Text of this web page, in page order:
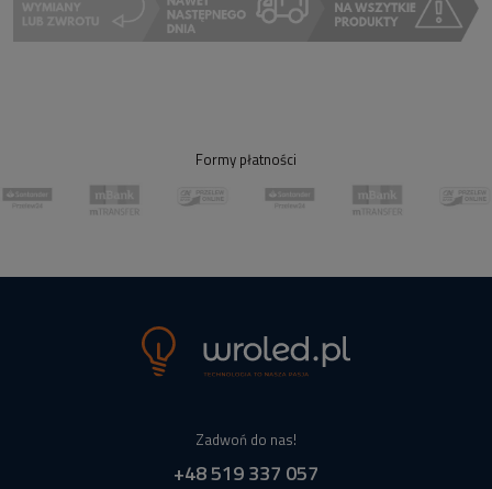
Formy płatności
Zadwoń do nas!
+48 519 337 057